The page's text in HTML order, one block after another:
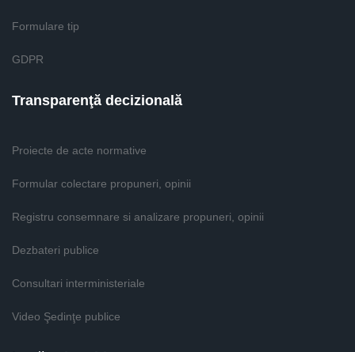
Formulare tip
GDPR
Transparenţă decizională
Proiecte de acte normative
Formular colectare propuneri, opinii
Registru consemnare si analizare propuneri, opinii
Dezbateri publice
Consultari interministeriale
Video Şedinţe publice